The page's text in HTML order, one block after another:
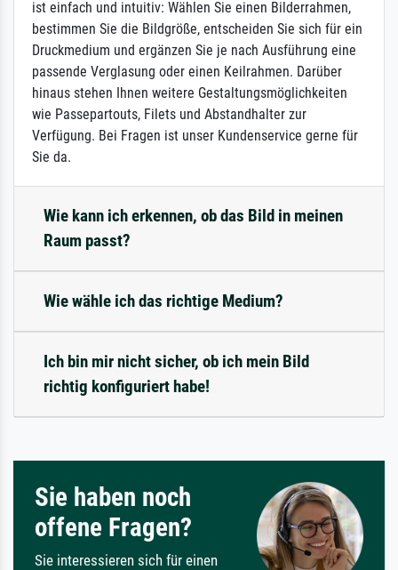
ist einfach und intuitiv: Wählen Sie einen Bilderrahmen,
bestimmen Sie die Bildgröße, entscheiden Sie sich für ein
Druckmedium und ergänzen Sie je nach Ausführung eine
passende Verglasung oder einen Keilrahmen. Darüber
hinaus stehen Ihnen weitere Gestaltungsmöglichkeiten
wie Passepartouts, Filets und Abstandhalter zur
Verfügung. Bei Fragen ist unser Kundenservice gerne für
Sie da.
Wie kann ich erkennen, ob das Bild in meinen
Raum passt?
Wie wähle ich das richtige Medium?
Ich bin mir nicht sicher, ob ich mein Bild
richtig konfiguriert habe!
Sie haben noch
offene Fragen?
Sie interessieren sich für einen